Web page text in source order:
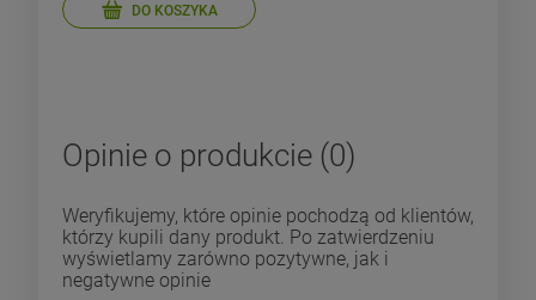
DO KOSZYKA
Opinie o produkcie (0)
Weryfikujemy, które opinie pochodzą od klientów,
którzy kupili dany produkt. Po zatwierdzeniu
wyświetlamy zarówno pozytywne, jak i
negatywne opinie